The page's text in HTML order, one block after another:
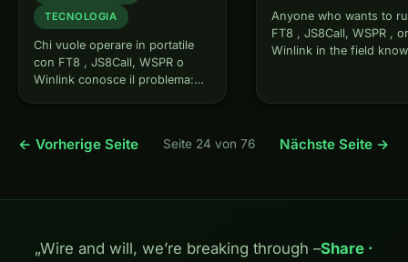
TECNOLOGIA
Chi vuole operare in portatile
con FT8 , JS8Call, WSPR o
Winlink conosce il problema:
CAT, adattatore PTT e nuclei…
Anyone who wants to
FT8 , JS8Call, WSPR ,
Winlink in the field
them a tangle of cables
cable, PTT…
← Vorherige Seite Seite 24 von 76 Nächste Seite →
„Wire and will, we’re breaking through –Share ·